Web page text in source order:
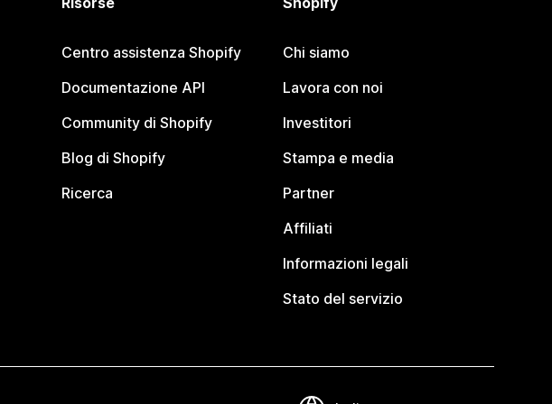
Centro assistenza Shopify
Documentazione API
Community di Shopify
Blog di Shopify
Ricerca
Chi siamo
Lavora con noi
Investitori
Stampa e media
Partner
Affiliati
Informazioni legali
Stato del servizio